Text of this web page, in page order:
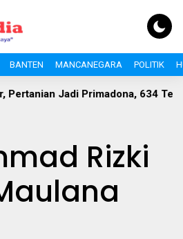
BANTEN MANCANEGARA POLITIK
Primadona, 634 Tenaga Kerja
Rizki